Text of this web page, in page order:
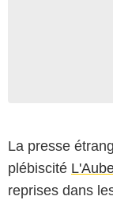
La presse
plébiscité
reprises dans